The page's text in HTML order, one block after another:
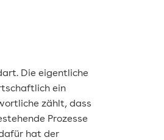
Die eigentliche
ein
zählt, dass
Prozesse
hat der